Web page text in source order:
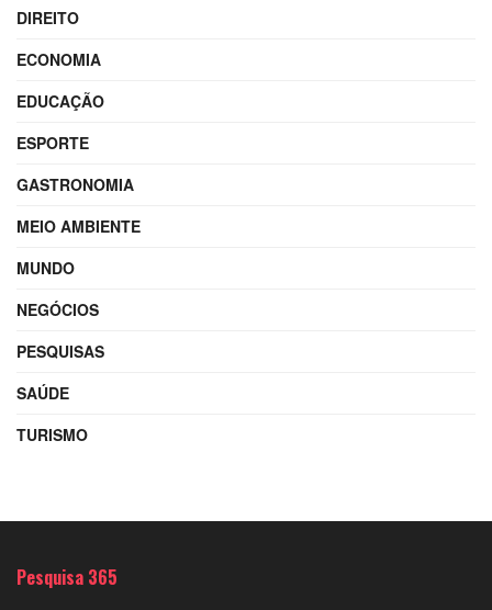
DIREITO
ECONOMIA
EDUCAÇÃO
ESPORTE
GASTRONOMIA
MEIO AMBIENTE
MUNDO
NEGÓCIOS
PESQUISAS
SAÚDE
TURISMO
Pesquisa 365